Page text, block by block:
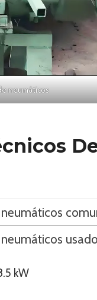
neumáticos
kW